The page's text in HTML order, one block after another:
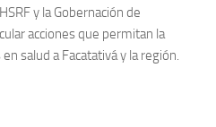
y la Gobernación de
acciones que permitan la
salud a Facatativá y la región.